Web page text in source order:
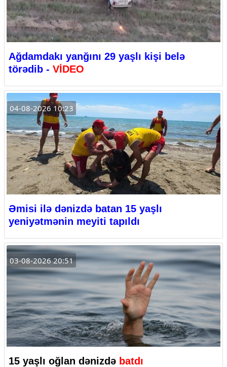
Ağdamdakı yanğını 29 yaşlı kişi belə
törədib - VİDEO
04-08-2026 10:23
Əmisi ilə dənizdə batan 15 yaşlı
yeniyətmənin meyiti tapıldı
03-08-2026 20:51
15 yaşlı oğlan dənizdə batdı